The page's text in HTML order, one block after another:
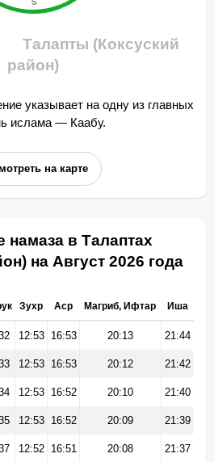
Талапты (Коксуский
район)
указывает на одну из главных
ислама — Каабу.
на карте
намаза в Талаптах
на Август 2026 года
Зухр Аср Магриб, Ифтар Иша
12:53 16:53 20:13 21:44
12:53 16:53 20:12 21:42
12:53 16:52 20:10 21:40
12:53 16:52 20:09 21:39
12:52 16:51 20:08 21:37